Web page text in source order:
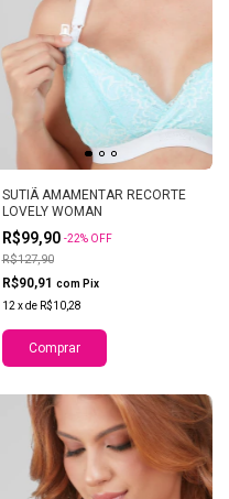
SUTIÃ AMAMENTAR RECORTE
LOVELY WOMAN
R$99,90 -22% OFF
R$127,90
R$90,91 com Pix
12 xde R$10,28
Comprar